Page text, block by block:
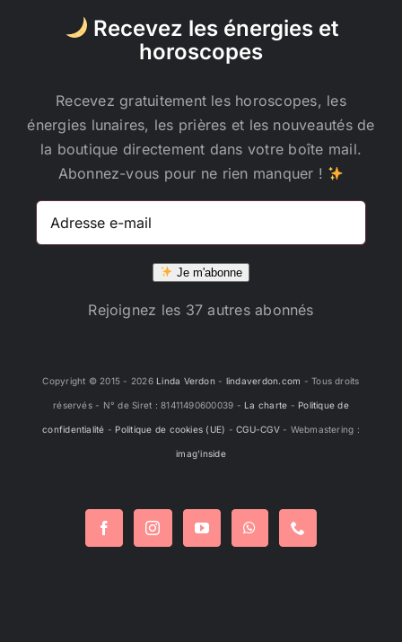
Recevez les énergies et
horoscopes
Recevez gratuitement les horoscopes, les
énergies lunaires, les prières et les nouveautés de
la boutique directement dans votre boîte mail.
Abonnez-vous pour ne rien manquer !
Je m'abonne
Rejoignez les 37 autres abonnés
Copyright © 2015 - 2026 Linda Verdon- lindaverdon.com - Tous droits
réservés - N° de Siret : 81411490600039 - La charte - Politique de
confidentialité - Politique de cookies (UE) -CGU-CGV- Webmastering :
imag'inside